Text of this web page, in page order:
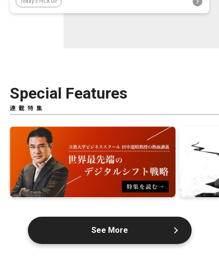
Today's PICK UP
Special Features
連載特集
See More